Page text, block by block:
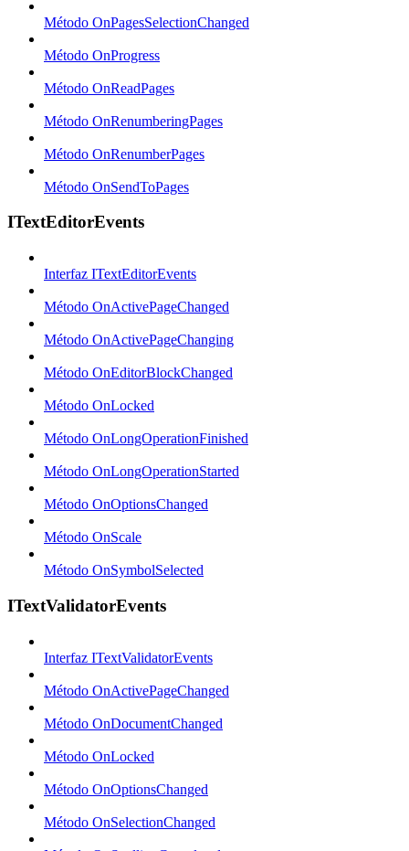
Método OnPagesSelectionChanged
Método OnProgress
Método OnReadPages
Método OnRenumberingPages
Método OnRenumberPages
Método OnSendToPages
ITextEditorEvents
Interfaz ITextEditorEvents
Método OnActivePageChanged
Método OnActivePageChanging
Método OnEditorBlockChanged
Método OnLocked
Método OnLongOperationFinished
Método OnLongOperationStarted
Método OnOptionsChanged
Método OnScale
Método OnSymbolSelected
ITextValidatorEvents
Interfaz ITextValidatorEvents
Método OnActivePageChanged
Método OnDocumentChanged
Método OnLocked
Método OnOptionsChanged
Método OnSelectionChanged